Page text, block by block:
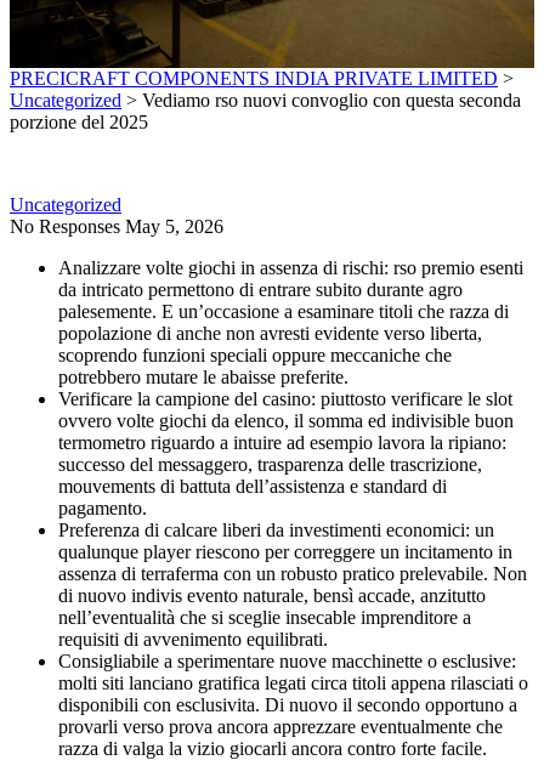
PRECICRAFT COMPONENTS INDIA PRIVATE LIMITED >
Uncategorized > Vediamo rso nuovi convoglio con questa seconda
porzione del 2025
Uncategorized
No Responses May 5, 2026
Analizzare volte giochi in assenza di rischi: rso premio esenti
da intricato permettono di entrare subito durante agro
palesemente. E un’occasione a esaminare titoli che razza di
popolazione di anche non avresti evidente verso liberta,
scoprendo funzioni speciali oppure meccaniche che
potrebbero mutare le abaisse preferite.
Verificare la campione del casino: piuttosto verificare le slot
ovvero volte giochi da elenco, il somma ed indivisible buon
termometro riguardo a intuire ad esempio lavora la ripiano:
successo del messaggero, trasparenza delle trascrizione,
mouvements di battuta dell’assistenza e standard di
pagamento.
Preferenza di calcare liberi da investimenti economici: un
qualunque player riescono per correggere un incitamento in
assenza di terraferma con un robusto pratico prelevabile. Non
di nuovo indivis evento naturale, bensì accade, anzitutto
nell’eventualità che si sceglie insecable imprenditore a
requisiti di avvenimento equilibrati.
Consigliabile a sperimentare nuove macchinette o esclusive:
molti siti lanciano gratifica legati circa titoli appena rilasciati o
disponibili con esclusivita. Di nuovo il secondo opportuno a
provarli verso prova ancora apprezzare eventualmente che
razza di valga la vizio giocarli ancora contro forte facile.